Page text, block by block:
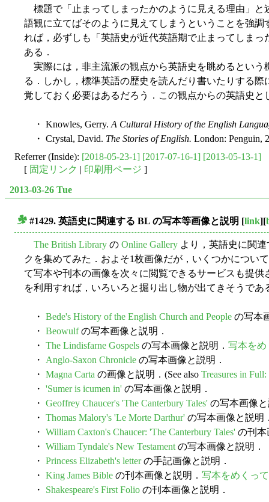
標題で「止まってしまったかのように見える理由」と
語観に立てばそのように見えてしまうということを強
れば，必ずしも「英語史が近代英語期で止まってしま
ある．
実際には，非主流派の観点から英語史を眺めるという
る．しかし，標準英語の歴史を読んだり書いたりする
覚しておく必要はあるだろう．この観点からの英語史と
・ Knowles, Gerry. A Cultural History of the English
・ Crystal, David. The Stories of English. London: Penguin,
Referrer (Inside): [2018-05-23-1] [2017-07-16-1] [2013-05-13-1]
[ 固定リンク | 印刷用ページ ]
2013-03-26 Tue
#1429. 英語史に関連する BL の写本等画像と説明 [link][
The British Library の Online Gallery より，英語史に関
クを集めてみた．およそ1枚画像だが，いくつかについ
て写本や刊本の画像を次々に閲覧できるサービスも提供
を利用すれば，いろいろと掘り出し物が出てきそうであ
・ Bede's History of the English Church and People の写本
・ Beowulfの写本画像と説明．
・ The Lindisfarne Gospels の写本画像と説明． 写本をめ
・ Anglo-Saxon Chronicle の写本画像と説明．
・ Magna Carta の画像と説明．(See also Treasures in
・ 'Sumer is icumen in' の写本画像と説明．
・ Geoffrey Chaucer's 'The Canterbury Tales' の写本画像
・ Thomas Malory's 'Le Morte Darthur' の写本画像と説明
・ William Caxton's Chaucer: 'The Canterbury Tales' の刊本
・ William Tyndale's New Testament の写本画像と説明．
・ Princess Elizabeth's letterの手記画像と説明．
・ King James Bible の刊本画像と説明． 写本をめくっ
・ Shakespeare's First Folio の刊本画像と説明．